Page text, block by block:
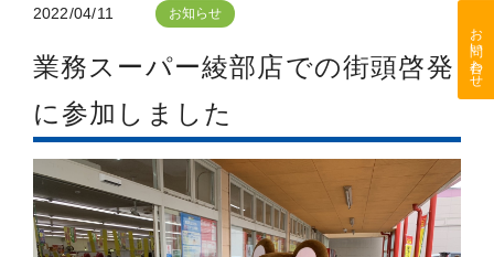
2022/04/11 お知らせ
業務スーパー綾部店での街頭啓発
に参加しました
お問い合わせ